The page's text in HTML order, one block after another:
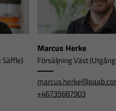
Marcus Herke
Försäljning Väst
+46735687903